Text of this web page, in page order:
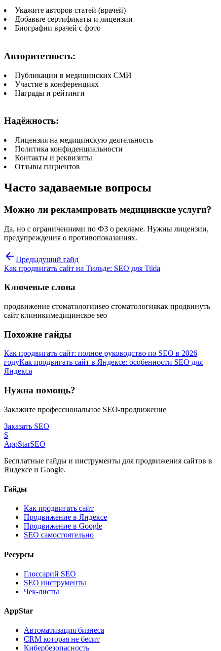
Укажите авторов статей (врачей)
Добавьте сертификаты и лицензии
Биографии врачей с фото
Авторитетность:
Публикации в медицинских СМИ
Участие в конференциях
Награды и рейтинги
Надёжность:
Лицензия на медицинскую деятельность
Политика конфиденциальности
Контакты и реквизиты
Отзывы пациентов
Часто задаваемые вопросы
Можно ли рекламировать медицинские услуги?
Да, но с ограничениями по ФЗ о рекламе. Нужны лицензии,
предупреждения о противопоказаниях.
Предыдущий гайд
Как продвигать сайт на Тильде: SEO для Tilda
Ключевые слова
продвижение стоматологииseo стоматологиякак продвинуть
сайт клиникимедицинское seo
Похожие гайды
Как продвигать сайт: полное руководство по SEO в 2026
годуКак продвигать сайт в Яндексе: особенности SEO для
Яндекса
Нужна помощь?
Закажите профессиональное SEO-продвижение
Заказать SEO
S
AppStarSEO
Бесплатные гайды и инструменты для продвижения сайтов в
Яндексе и Google.
Гайды
Как продвигать сайт
Продвижение в Яндексе
Продвижение в Google
SEO самостоятельно
Ресурсы
Глоссарий SEO
SEO инструменты
Чек-листы
AppStar
Автоматизация бизнеса
CRM которая не бесит
Кибербезопасность